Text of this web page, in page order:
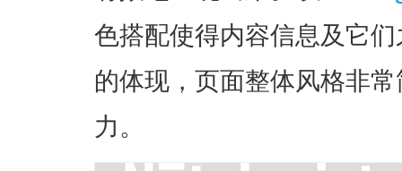
色搭配使得内容信息及它
的体现，页面整体风格非
力。